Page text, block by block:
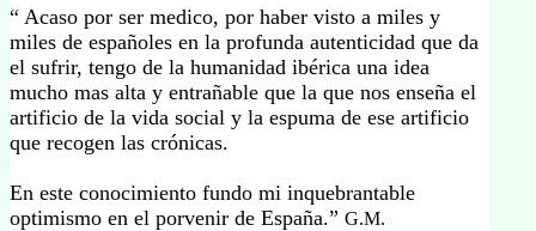
“ Acaso por ser medico, por haber visto a miles y
miles de españoles en la profunda autenticidad que da
el sufrir, tengo de la humanidad ibérica una idea
mucho mas alta y entrañable que la que nos enseña el
artificio de la vida social y la espuma de ese artificio
que recogen las crónicas.
En este conocimiento fundo mi inquebrantable
optimismo en el porvenir de España.” G.M.